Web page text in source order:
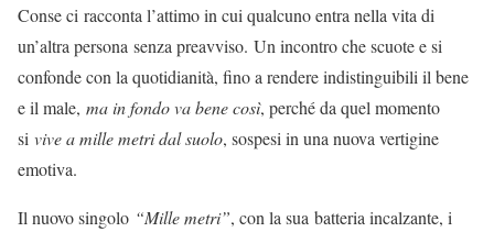
Conse ci racconta l’attimo in cui qualcuno entra nella vita di
un’altra persona senza preavviso. Un incontro che scuote e si
confonde con la quotidianità, fino a rendere indistinguibili il bene
e il male, ma in fondo va bene così, perché da quel momento
si vive a mille metri dal suolo, sospesi in una nuova vertigine
emotiva.
Il nuovo singolo “Mille metri”, con la sua batteria incalzante, i